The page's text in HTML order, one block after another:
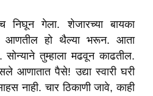
निघून गेला. शेजारच्या बायका
आणतील हो थैल्या भरून. आता
सोन्याने तुम्हाला मढवून काढतील.
आणातात पैसे! उद्या स्वारी घरी
नाही. चार ठिकाणी जावे, काही